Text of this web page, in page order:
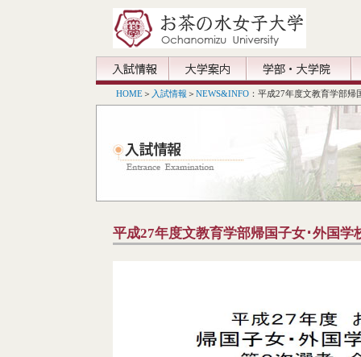
HOME ＞ 入試情報 ＞ NEWS&INFO ：平成27年度文教育学部
平成27年度文教育学部帰国子女･外国